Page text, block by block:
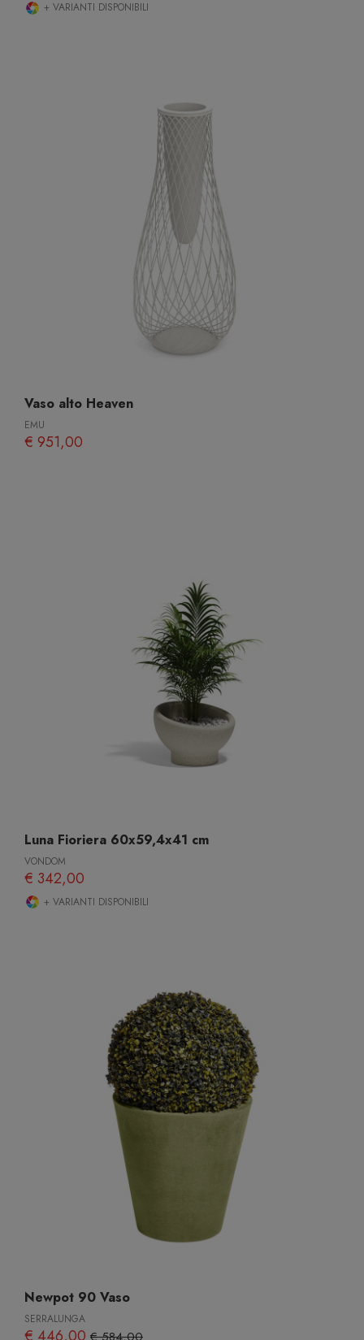
+ VARIANTI DISPONIBILI
Vaso alto Heaven
EMU
€ 951,00
Luna Fioriera 60x59,4x41 cm
VONDOM
€ 342,00
+ VARIANTI DISPONIBILI
Newpot 90 Vaso
SERRALUNGA